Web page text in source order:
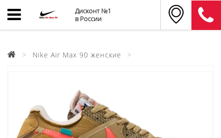
Дисконт №1
в России
Nike Air Max 90 женские